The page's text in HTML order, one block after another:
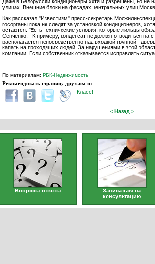
Даже в Белоруссии кондиционеры хотя и разрешены, но не
улицах. Внешние блоки на фасадах центральных улиц
Как рассказал "Известиям" пресс-секретарь
госорганы пока не следят за установкой кондиционеров,
остаются. "Есть технические условия, которые жильцы
Сенченко. - К примеру, конденсат не должен отводиться на
располагается непосредственно над входной группой -
капать на проходящих людей. За нарушениями в этой
компании. Если собственник отказывается исправлять
По материалам: РБК-Недвижимость
Рекомендовать страницу друзьям в:
Класс!
< Назад >
Вопросы-ответы
Записаться на
консультацию